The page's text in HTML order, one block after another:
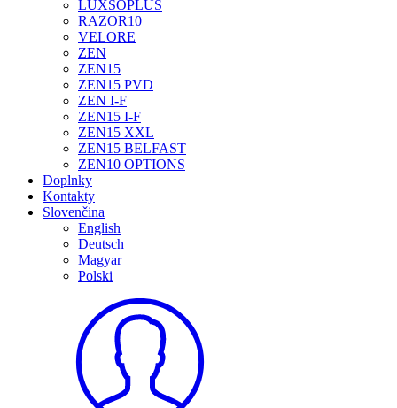
LUXSOPLUS
RAZOR10
VELORE
ZEN
ZEN15
ZEN15 PVD
ZEN I-F
ZEN15 I-F
ZEN15 XXL
ZEN15 BELFAST
ZEN10 OPTIONS
Doplnky
Kontakty
Slovenčina
English
Deutsch
Magyar
Polski